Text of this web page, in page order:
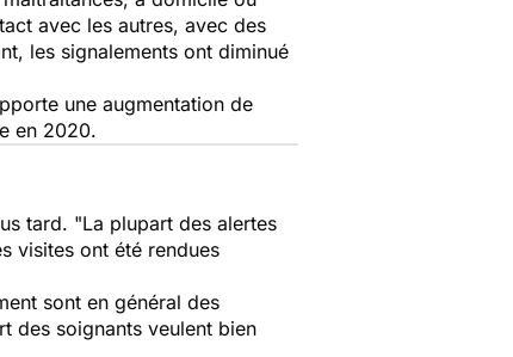
avec les autres, avec des
les signalements ont diminué
une augmentation de
en 2020.
tard. "La plupart des alertes
visites ont été rendues
sont en général des
des soignants veulent bien